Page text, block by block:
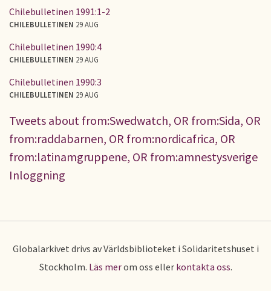
Chilebulletinen 1991:1-2
CHILEBULLETINEN 29 AUG
Chilebulletinen 1990:4
CHILEBULLETINEN 29 AUG
Chilebulletinen 1990:3
CHILEBULLETINEN 29 AUG
Tweets about from:Swedwatch, OR from:Sida, OR
from:raddabarnen, OR from:nordicafrica, OR
from:latinamgruppene, OR from:amnestysverige
Inloggning
Globalarkivet drivs av Världsbiblioteket i Solidaritetshuset i
Stockholm. Läs merom oss eller kontakta oss.